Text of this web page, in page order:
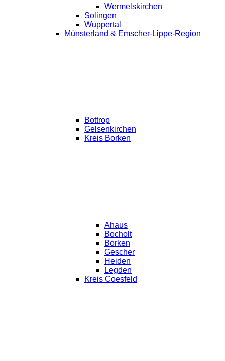
Wermelskirchen
Solingen
Wuppertal
Münsterland & Emscher-Lippe-Region
Bottrop
Gelsenkirchen
Kreis Borken
Ahaus
Bocholt
Borken
Gescher
Heiden
Legden
Kreis Coesfeld